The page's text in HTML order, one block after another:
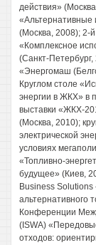
действия»
«Альтернативные
(Москва, 2008); 2-
«Комплексное
(Санкт-
«Энергомаш
Круглом столе
энергии в ЖКХ» в
выставки «ЖКХ-
(Москва, 2010);
электрической
условиях
«Топливно-
будущее» (Киев,
Business
альтернативного
Конференции
(ISWA)
отходов: